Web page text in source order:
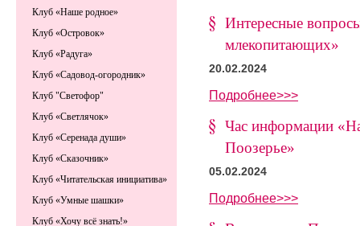
Интересные
млекопитающих»
20.02.2024
Подробнее>>>
Час информации
Поозерье»
05.02.2024
Подробнее>>>
Клуб «Наше родное»
Клуб «Островок»
Клуб «Радуга»
Клуб «Садовод-огородник»
Клуб "Светофор"
Клуб «Светлячок»
Клуб «Серенада души»
Клуб «Сказочник»
Клуб «Читательская инициатива»
Клуб «Умные шашки»
Клуб «Хочу всё знать!»